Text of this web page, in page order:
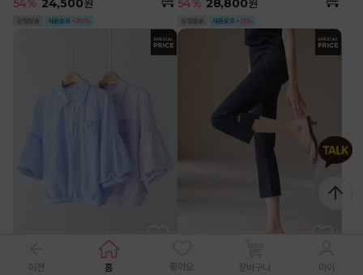
이전 홈 좋아요 장바구니 마이
54% 24,500원 54% 28,800원